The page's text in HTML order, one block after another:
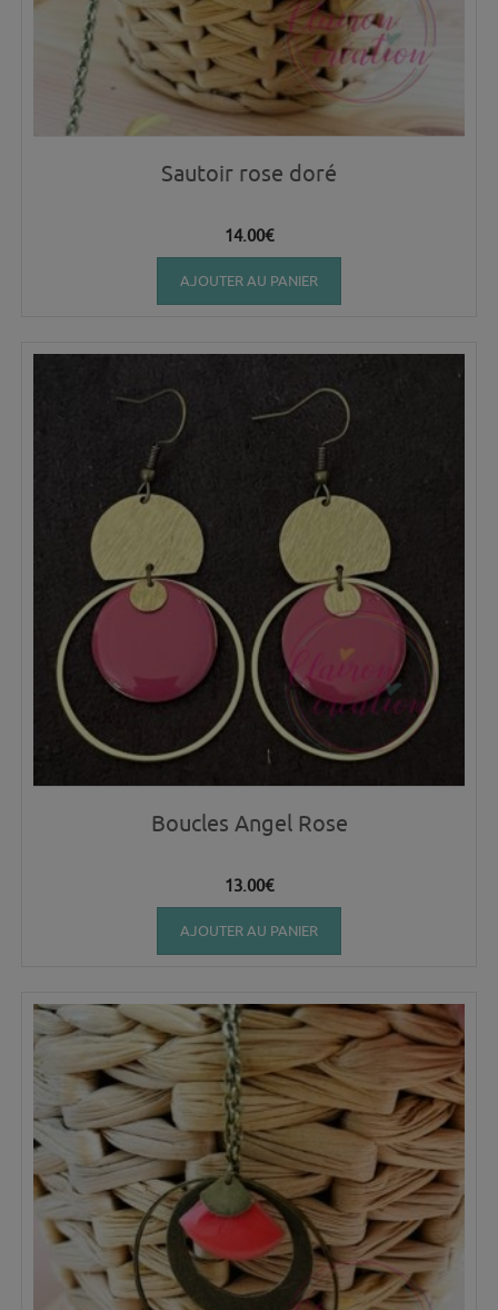
Sautoir rose doré
14.00€
AJOUTER AU PANIER
Boucles Angel Rose
13.00€
AJOUTER AU PANIER